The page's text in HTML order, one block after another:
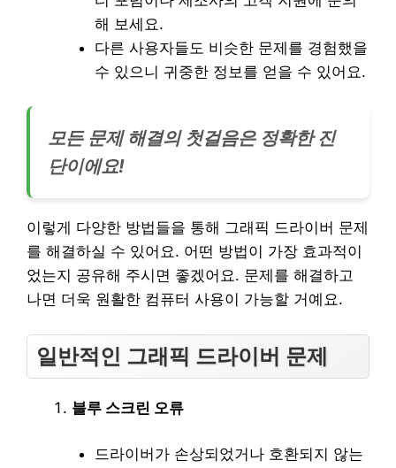
해 보세요.
다른 사용자들도 비슷한 문제를 경험했을
수 있으니 귀중한 정보를 얻을 수 있어요.
모든 문제 해결의 첫걸음은 정확한 진
단이에요!
이렇게 다양한 방법들을 통해 그래픽 드라이버 문제
를 해결하실 수 있어요. 어떤 방법이 가장 효과적이
었는지 공유해 주시면 좋겠어요. 문제를 해결하고
나면 더욱 원활한 컴퓨터 사용이 가능할 거예요.
일반적인 그래픽 드라이버 문제
블루 스크린 오류
드라이버가 손상되었거나 호환되지 않는